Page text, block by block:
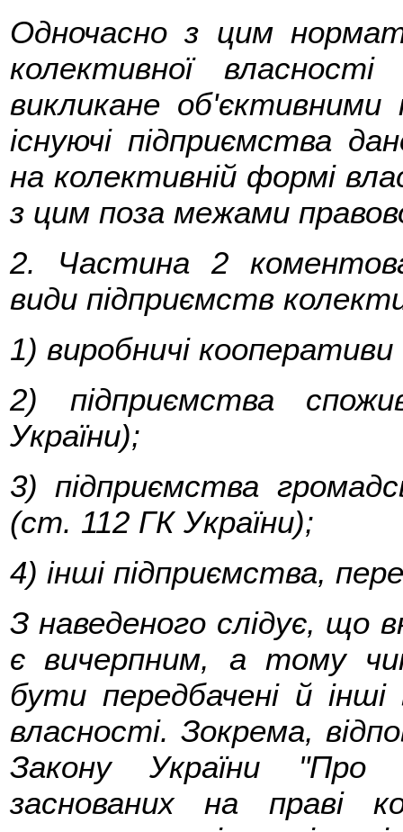
Одночасно з цим
колективної
викликане
існуючі підприємства
на колективній формі
з цим поза межами
2. Частина 2
види підприємств
1) виробничі
2) підприємства
України);
3) підприємства
(ст. 112 ГК України);
4) інші підприємства,
З наведеного слідує, що
є вичерпним, а тому
бути передбачені й
власності. Зокрема,
Закону України "Про
заснованих на праві